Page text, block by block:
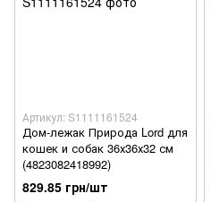
Артикул: S1111161524
Дом-лежак Природа Lord для
кошек и собак 36х36х32 см
(4823082418992)
829.85 грн/шт